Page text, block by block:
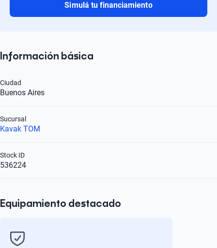
Simulá tu financiamiento
Información básica
Buenos Aires
Ciudad
Kavak TOM
Sucursal
536224
Stock ID
Equipamiento destacado